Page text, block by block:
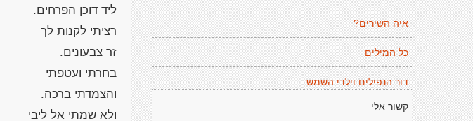
ליד דוכן הפרחים.
רציתי לקנות לך
זר צבעונים.
בחרתי ועטפתי
והצמדתי ברכה.
ולא שמתי אל ליבי
איה השירים?
כל המילים
דור הנפילים וילדי השמש
קשור אלי